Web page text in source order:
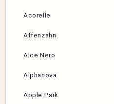
Acorelle
Affenzahn
Alce Nero
Alphanova
Apple Park